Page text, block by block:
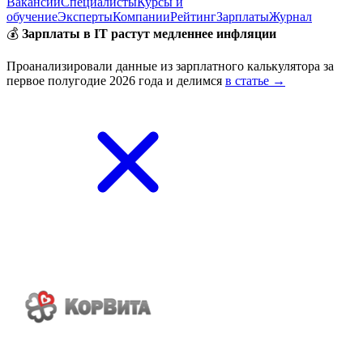
обучениеЭкспертыКомпанииРейтингЗарплатыЖурнал
💰 Зарплаты в IT растут медленнее инфляции
Проанализировали данные из зарплатного калькулятора за
первое полугодие 2026 года и делимся в статье →